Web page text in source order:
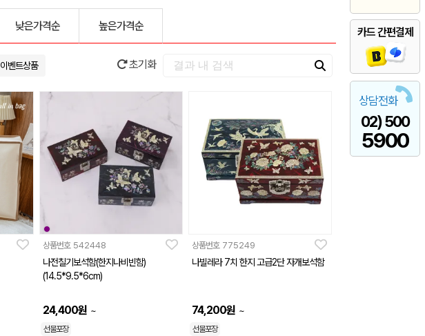
카드 간편결제
상담전화
02) 500
5900
낮은가격순 높은가격순
이벤트상품 초기화
상품번호 542448
나전칠기보석함(한지나비빈함)
(14.5*9.5*6cm)
24,400원 ~
선물포장
상품번호 775249
나빌레라 7치 한지 고급2단 자개보석함
74,200원 ~
선물포장